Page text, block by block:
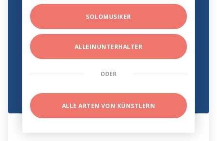
SOLOMUSIKER
ALLEINUNTERHALTER
ODER
ALLE ARTEN VON KÜNSTLERN